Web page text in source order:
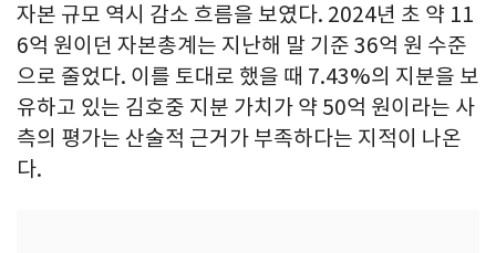
자본 규모 역시 감소 흐름을 보였다. 2024년 초 약 11
6억 원이던 자본총계는 지난해 말 기준 36억 원 수준
으로 줄었다. 이를 토대로 했을 때 7.43%의 지분을 보
유하고 있는 김호중 지분 가치가 약 50억 원이라는 사
측의 평가는 산술적 근거가 부족하다는 지적이 나온
다.